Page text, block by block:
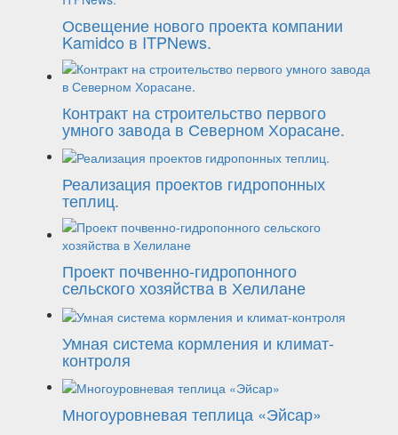
Освещение нового проекта компании
Kamidco в ITPNews.
Контракт на строительство первого
умного завода в Северном Хорасане.
Реализация проектов гидропонных
теплиц.
Проект почвенно-гидропонного
сельского хозяйства в Хелилане
Умная система кормления и климат-
контроля
Многоуровневая теплица «Эйсар»